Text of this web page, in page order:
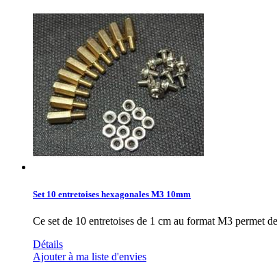
Set 10 entretoises hexagonales M3 10mm
Ce set de 10 entretoises de 1 cm au format M3 permet
Détails
Ajouter à ma liste d'envies